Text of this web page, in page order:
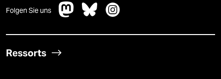
Folgen Sie uns
Ressorts